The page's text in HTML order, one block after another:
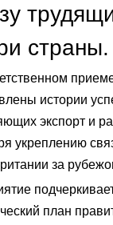
страны.
истории
экспорт и
укреплению
за
план